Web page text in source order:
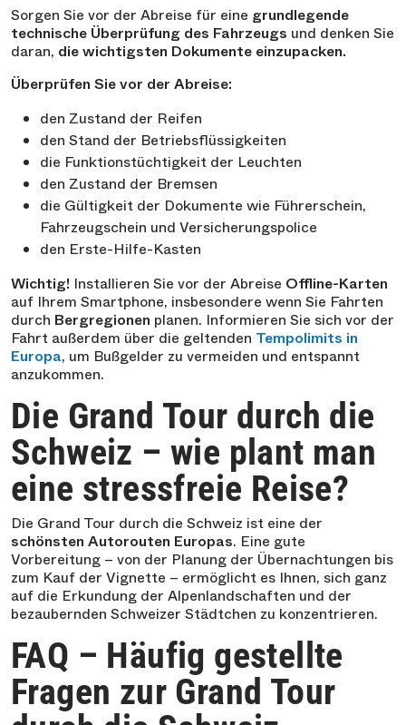
Sorgen Sie vor der Abreise für eine grundlegende
technische Überprüfung des Fahrzeugs und denken Sie
daran, die wichtigsten Dokumente einzupacken.
Überprüfen Sie vor der Abreise:
den Zustand der Reifen
den Stand der Betriebsflüssigkeiten
die Funktionstüchtigkeit der Leuchten
den Zustand der Bremsen
die Gültigkeit der Dokumente wie Führerschein,
Fahrzeugschein und Versicherungspolice
den Erste-Hilfe-Kasten
Wichtig! Installieren Sie vor der Abreise Offline-Karten
auf Ihrem Smartphone, insbesondere wenn Sie Fahrten
durch Bergregionen planen. Informieren Sie sich vor der
Fahrt außerdem über die geltenden Tempolimits in
Europa, um Bußgelder zu vermeiden und entspannt
anzukommen.
Die Grand Tour durch die
Schweiz – wie plant man
eine stressfreie Reise?
Die Grand Tour durch die Schweiz ist eine der
schönsten Autorouten Europas. Eine gute
Vorbereitung – von der Planung der Übernachtungen bis
zum Kauf der Vignette – ermöglicht es Ihnen, sich ganz
auf die Erkundung der Alpenlandschaften und der
bezaubernden Schweizer Städtchen zu konzentrieren.
FAQ – Häufig gestellte
Fragen zur Grand Tour